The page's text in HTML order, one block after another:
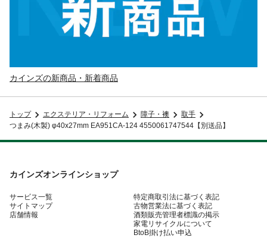
カインズの新商品・新着商品
トップ エクステリア・リフォーム 障子・襖
取手
つまみ(木製) φ40x27mm EA951CA-124 4550061747544【別送品】
カインズオンラインショップ
サービス一覧
サイトマップ
店舗情報
特定商取引法に基づく表記
古物営業法に基づく表記
酒類販売管理者標識の掲示
家電リサイクルについて
BtoB掛け払い申込